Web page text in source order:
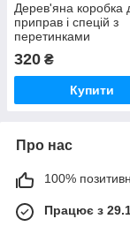
Дерев'яна коробка
приправ і спецій з
перетинками
320 ₴
Купити
Про нас
100%
Працює з